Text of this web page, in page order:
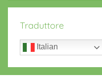
Traduttore
Italian